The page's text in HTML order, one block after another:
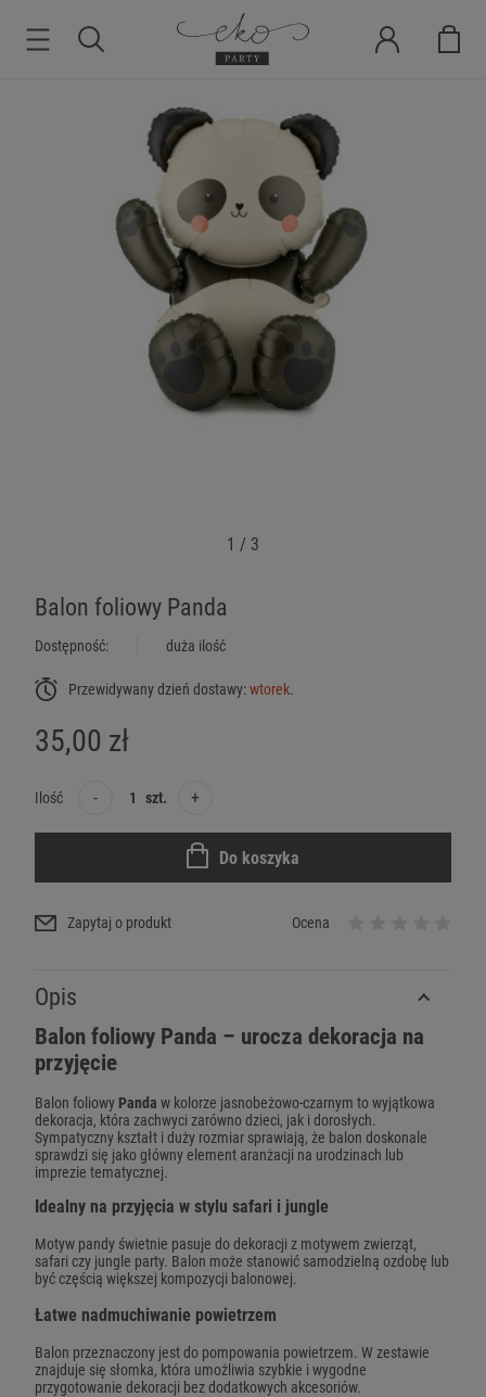
1 / 3
Balon foliowy Panda
Dostępność: duża ilość
Przewidywany dzień dostawy:wtorek.
35,00 zł
Ilość - szt. +
Do koszyka
Zapytaj o produkt Ocena
Opis
Balon foliowy Panda – urocza dekoracja na
przyjęcie
Balon foliowy Panda w kolorze jasnobeżowo-czarnym to wyjątkowa
dekoracja, która zachwyci zarówno dzieci, jak i dorosłych.
Sympatyczny kształt i duży rozmiar sprawiają, że balon doskonale
sprawdzi się jako główny element aranżacji na urodzinach lub
imprezie tematycznej.
Idealny na przyjęcia w stylu safari i jungle
Motyw pandy świetnie pasuje do dekoracji z motywem zwierząt,
safari czy jungle party. Balon może stanowić samodzielną ozdobę lub
być częścią większej kompozycji balonowej.
Łatwe nadmuchiwanie powietrzem
Balon przeznaczony jest do pompowania powietrzem. W zestawie
znajduje się słomka, która umożliwia szybkie i wygodne
przygotowanie dekoracji bez dodatkowych akcesoriów.